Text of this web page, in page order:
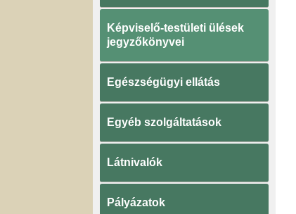
Képviselő-testületi ülések
jegyzőkönyvei
Egészségügyi ellátás
Egyéb szolgáltatások
Látnivalók
Pályázatok